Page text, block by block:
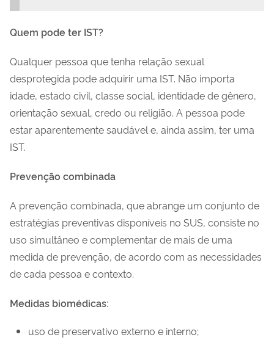
Quem pode ter IST?
Qualquer pessoa que tenha relação sexual
desprotegida pode adquirir uma IST. Não importa
idade, estado civil, classe social, identidade de gênero,
orientação sexual, credo ou religião. A pessoa pode
estar aparentemente saudável e, ainda assim, ter uma
IST.
Prevenção combinada
A prevenção combinada, que abrange um conjunto de
estratégias preventivas disponíveis no SUS, consiste no
uso simultâneo e complementar de mais de uma
medida de prevenção, de acordo com as necessidades
de cada pessoa e contexto.
Medidas biomédicas:
uso de preservativo externo e interno;